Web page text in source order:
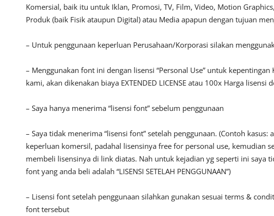
Komersial, baik itu untuk Iklan, Promosi, TV, Film, Video, Motion
Produk (baik Fisik ataupun Digital) atau Media apapun dengan tujuan
– Untuk penggunaan keperluan Perusahaan/Korporasi silakan
– Menggunakan font ini dengan lisensi “Personal Use” untuk
kami, akan dikenakan biaya EXTENDED LICENSE atau 100x Harga lisensi
– Saya hanya menerima “lisensi font” sebelum penggunaan
– Saya tidak menerima “lisensi font” setelah penggunaan. (Contoh
keperluan komersil, padahal lisensinya free for personal use, kemudian
membeli lisensinya di link diatas. Nah untuk kejadian yg seperti ini saya
font yang anda beli adalah “LISENSI SETELAH PENGGUNAAN”)
– Lisensi font setelah penggunaan silahkan gunakan sesuai terms &
font tersebut